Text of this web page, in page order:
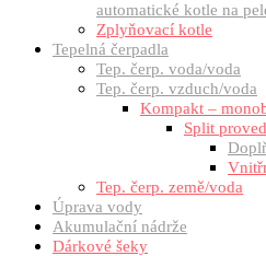
automatické kotle na
Zplyňovací kotle
Tepelná čerpadla
Tep. čerp. voda/voda
Tep. čerp. vzduch/voda
Kompakt –
Split
Tep. čerp. země/voda
Úprava vody
Akumulační nádrže
Dárkové šeky